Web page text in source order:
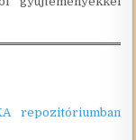
repozitóriumban